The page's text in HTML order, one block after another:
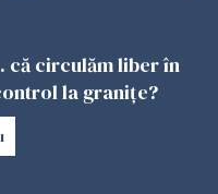
că circulăm liber în
la granițe?